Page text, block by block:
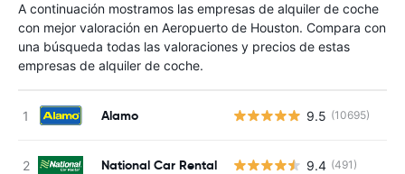
A continuación mostramos las empresas de alquiler de coche
con mejor valoración en Aeropuerto de Houston. Compara con
una búsqueda todas las valoraciones y precios de estas
empresas de alquiler de coche.
Alamo 9.5 (10695)
National Car Rental 9.4 (491)